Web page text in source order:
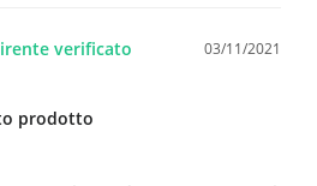
03/11/2021
prodotto